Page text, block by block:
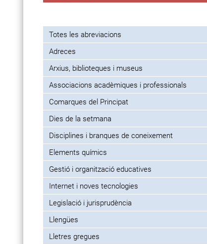
Totes les abreviacions
Adreces
Arxius, biblioteques i museus
Associacions acadèmiques i professionals
Comarques del Principat
Dies de la setmana
Disciplines i branques de coneixement
Elements químics
Gestió i organització educatives
Internet i noves tecnologies
Legislació i jurisprudència
Llengües
Lletres gregues